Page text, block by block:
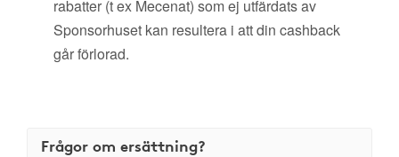
rabatter (t ex Mecenat) som ej utfärdats av
Sponsorhuset kan resultera i att din cashback
går förlorad.
Frågor om ersättning?